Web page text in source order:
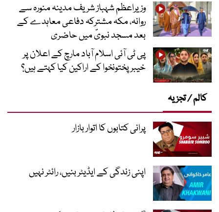
وزیراعظم شہباز شریف مدینہ منورہ سے
روانہ، مکہ مشترکہ دفاعی معاہدے کے
بعد مسجد نبویؐ میں حاضری
پی ٹی آئی اسلام آباد مارچ کے اعلان پر
خیبر پختونخوا کے اراکین کیا کہتے ہیں؟
کالم / تجزیہ
پرانی کتابوں کا اتوار بازار
اپنی زندگی کے ایڈیٹر بنیں، رائٹر نہیں